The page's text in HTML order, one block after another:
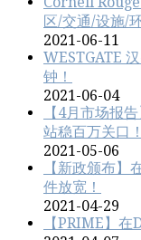
区/交通/设施/
2021-06-11
WESTGATE
钟！
2021-06-04
【4月市场报
站稳百万关口！
2021-05-06
【新政颁布】
件放宽！
2021-04-29
【PRIME】